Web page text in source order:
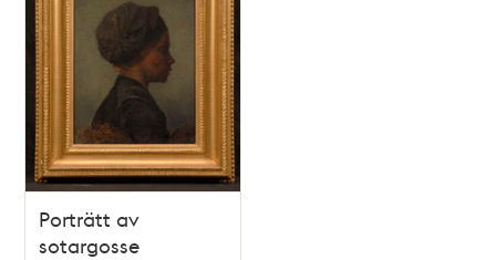
och
teman
Porträtt av
sotargosse